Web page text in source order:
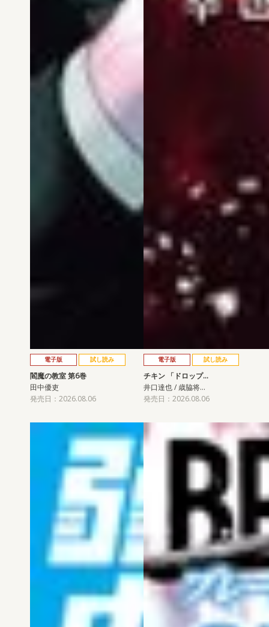
電子版 試し読み
閻魔の教室 第6巻
田中優吏
発売日：2026.08.06
電子版 試し読み
チキン 「ドロップ…
井口達也 / 歳脇将…
発売日：2026.08.06